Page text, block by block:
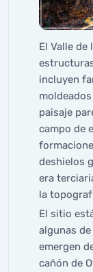
El Valle de
incluyen
paisaje
campo de
deshielos
era
la
El sitio
algunas
emergen
cañón de